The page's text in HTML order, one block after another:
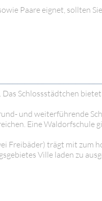
Paare eignet, sollten
Schlossstädtchen
und weiterführende
Eine Waldorfschule
Freibäder) trägt mit zum
Ville laden zu